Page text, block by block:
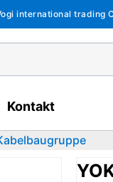
international trading
Kontakt